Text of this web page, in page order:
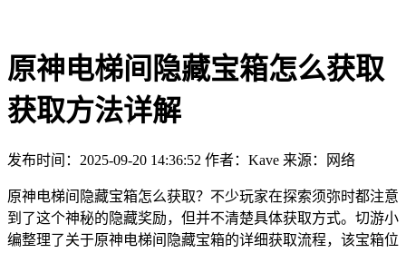
原神电梯间隐藏宝箱怎么获取
获取方法详解
发布时间：2025-09-20 14:36:52 作者：Kave 来源：网络
原神电梯间隐藏宝箱怎么获取？不少玩家在探索须弥时都注意
到了这个神秘的隐藏奖励，但并不清楚具体获取方式。切游小
编整理了关于原神电梯间隐藏宝箱的详细获取流程，该宝箱位